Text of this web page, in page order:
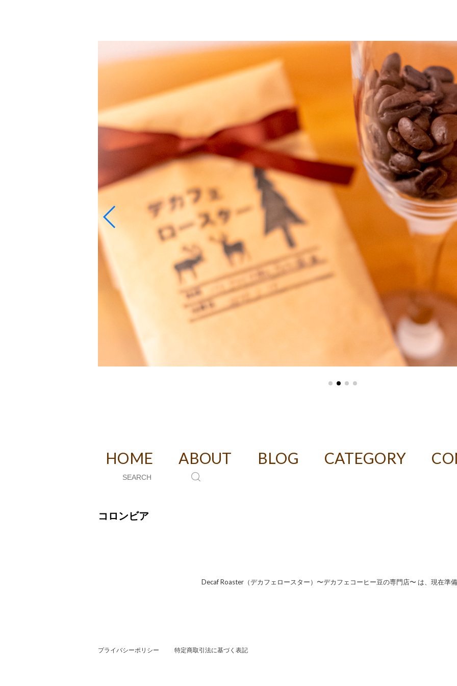
HOME ABOUT BLOG CATEGORY
コロンビア
Decaf Roaster（デカフェロースター）〜デカフェコーヒー豆の専門店〜 は、現在準
プライバシーポリシー 特定商取引法に基づく表記